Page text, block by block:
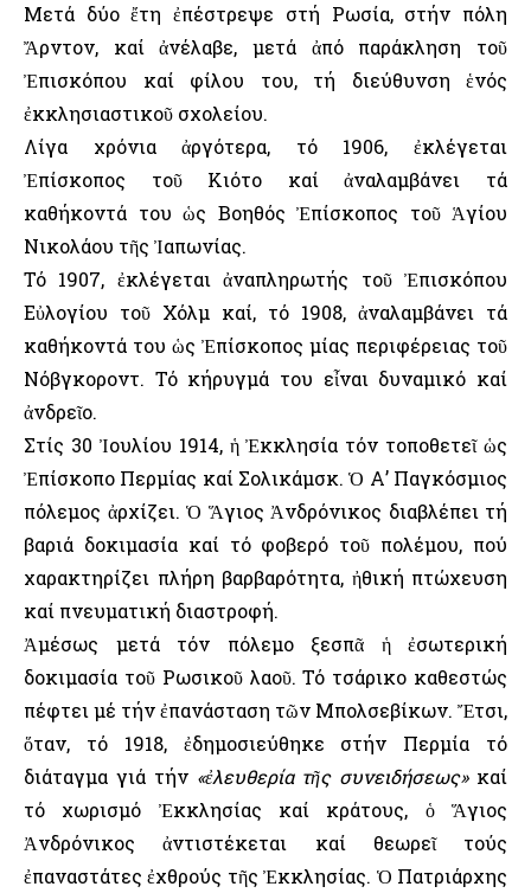
Μετά δύο ἔτη ἐπέστρεψε στή Ρωσία, στήν πόλη
Ἄρντον, καί ἀνέλαβε, μετά ἀπό παράκληση τοῦ
Ἐπισκόπου καί φίλου του, τή διεύθυνση ἑνός
ἐκκλησιαστικοῦ σχολείου.
Λίγα χρόνια ἀργότερα, τό 1906, ἐκλέγεται
Ἐπίσκοπος τοῦ Κιότο καί ἀναλαμβάνει τά
καθήκοντά του ὡς Βοηθός Ἐπίσκοπος τοῦ Ἁγίου
Νικολάου τῆς Ἰαπωνίας.
Τό 1907, ἐκλέγεται ἀναπληρωτής τοῦ Ἐπισκόπου
Εὐλογίου τοῦ Χόλμ καί, τό 1908, ἀναλαμβάνει τά
καθήκοντά του ὡς Ἐπίσκοπος μίας περιφέρειας τοῦ
Νόβγκοροντ. Τό κήρυγμά του εἶναι δυναμικό καί
ἀνδρεῖο.
Στίς 30 Ἰουλίου 1914, ἡ Ἐκκλησία τόν τοποθετεῖ ὡς
Ἐπίσκοπο Περμίας καί Σολικάμσκ. Ὁ Α’ Παγκόσμιος
πόλεμος ἀρχίζει. Ὁ Ἅγιος Ἀνδρόνικος διαβλέπει τή
βαριά δοκιμασία καί τό φοβερό τοῦ πολέμου, πού
χαρακτηρίζει πλήρη βαρβαρότητα, ἠθική πτώχευση
καί πνευματική διαστροφή.
Ἀμέσως μετά τόν πόλεμο ξεσπᾶ ἡ ἐσωτερική
δοκιμασία τοῦ Ρωσικοῦ λαοῦ. Τό τσάρικο καθεστώς
πέφτει μέ τήν ἐπανάσταση τῶν Μπολσεβίκων. Ἔτσι,
ὅταν, τό 1918, ἐδημοσιεύθηκε στήν Περμία τό
διάταγμα γιά τήν «ἐλευθερία τῆς συνειδήσεως»καί
τό χωρισμό Ἐκκλησίας καί κράτους, ὁ Ἅγιος
Ἀνδρόνικος ἀντιστέκεται καί θεωρεῖ τούς
ἐπαναστάτες ἐχθρούς τῆς Ἐκκλησίας. Ὁ Πατριάρχης